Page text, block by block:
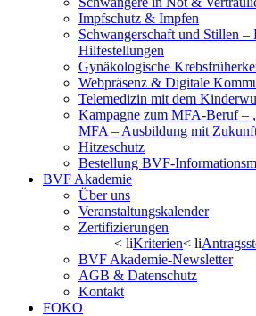
Impfschutz & Impfen
Schwangerschaft und Stillen
Hilfestellungen
Gynäkologische
Webpräsenz & Digitale
Telemedizin mit dem
Kampagne zum MFA-Beruf –
MFA – Ausbildung mit
Hitzeschutz
Bestellung BVF-
BVF Akademie
Über uns
Veranstaltungskalender
Zertifizierungen
< liKriterien< li
BVF Akademie-Newsletter
AGB & Datenschutz
Kontakt
FOKO